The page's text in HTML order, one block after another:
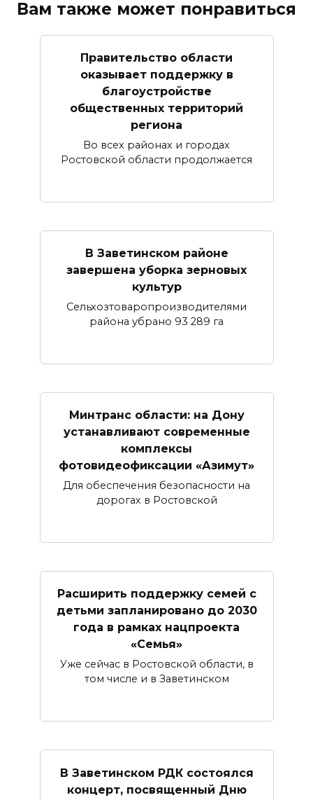
Вам также может понравиться
Правительство области
оказывает поддержку в
благоустройстве
общественных территорий
региона
Во всех районах и городах
Ростовской области продолжается
В Заветинском районе
завершена уборка зерновых
культур
Сельхозтоваропроизводителями
района убрано 93 289 га
Минтранс области: на Дону
устанавливают современные
комплексы
фотовидеофиксации «Азимут»
Для обеспечения безопасности на
дорогах в Ростовской
Расширить поддержку семей с
детьми запланировано до 2030
года в рамках нацпроекта
«Семья»
Уже сейчас в Ростовской области, в
том числе и в Заветинском
В Заветинском РДК состоялся
концерт, посвященный Дню